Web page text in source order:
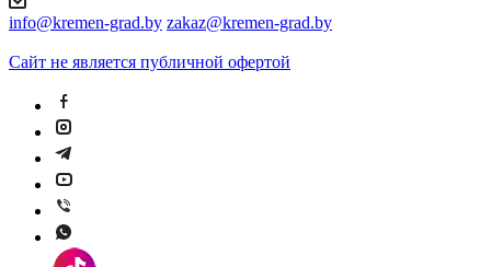
info@kremen-grad.by zakaz@kremen-grad.by
Сайт не является публичной офертой